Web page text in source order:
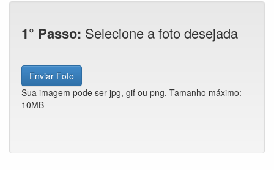
1° Passo: Selecione a foto desejada
Enviar Foto
Sua imagem pode ser jpg, gif ou png. Tamanho máximo:
10MB